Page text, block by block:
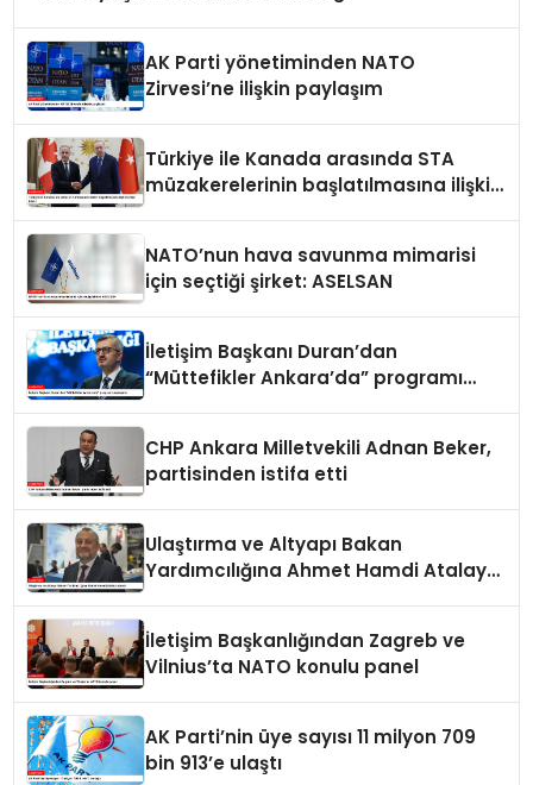
AK Parti yönetiminden NATO
Zirvesi’ne ilişkin paylaşım
Türkiye ile Kanada arasında STA
müzakerelerinin başlatılmasına ilişkin
NATO’nun hava savunma mimarisi
için seçtiği şirket: ASELSAN
İletişim Başkanı Duran’dan
“Müttefikler Ankara’da” programı
CHP Ankara Milletvekili Adnan Beker,
partisinden istifa etti
Ulaştırma ve Altyapı Bakan
Yardımcılığına Ahmet Hamdi Atalay
İletişim Başkanlığından Zagreb ve
Vilnius’ta NATO konulu panel
AK Parti’nin üye sayısı 11 milyon 709
bin 913’e ulaştı